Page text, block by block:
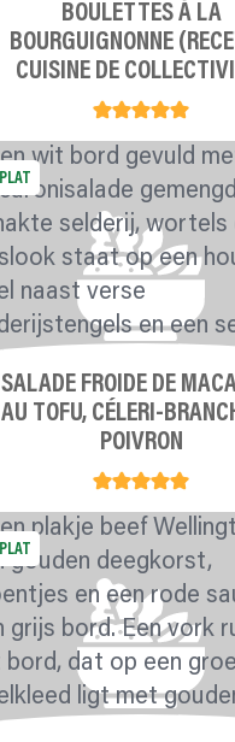
BOULETTES À LA
BOURGUIGNONNE
CUISINE DE
PLAT
SALADE FROIDE DE
AU TOFU, CÉLERI-
POIVRON
PLAT